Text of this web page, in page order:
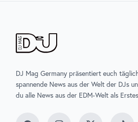
DJ Mag Germany präsentiert euch
spannende News aus der Welt der DJs
du alle News aus der EDM-Welt als